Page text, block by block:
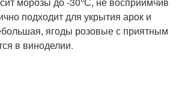
подходит для укрытия арок и
ягоды розовые с приятным
в виноделии.